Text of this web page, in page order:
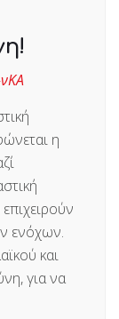
η
ενόχων.
και
για να